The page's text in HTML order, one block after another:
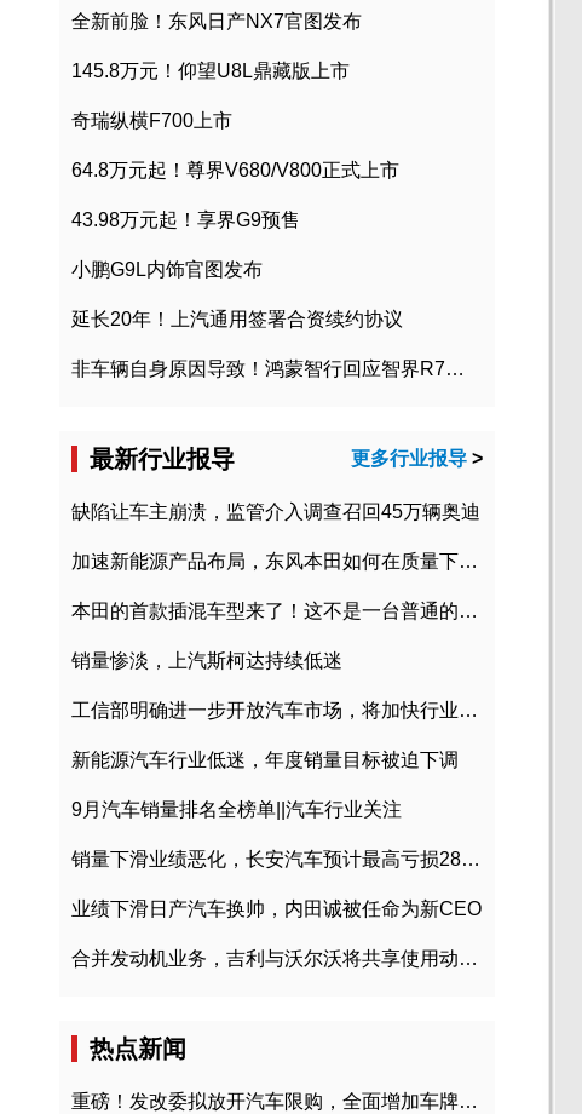
全新前脸！东风日产NX7官图发布
145.8万元！仰望U8L鼎藏版上市
奇瑞纵横F700上市
64.8万元起！尊界V680/V800正式上市
43.98万元起！享界G9预售
小鹏G9L内饰官图发布
延长20年！上汽通用签署合资续约协议
非车辆自身原因导致！鸿蒙智行回应智界R7起火事故
最新行业报导 更多行业报导 >
缺陷让车主崩溃，监管介入调查召回45万辆奥迪
加速新能源产品布局，东风本田如何在质量下转型？
本田的首款插混车型来了！这不是一台普通的CR-V
销量惨淡，上汽斯柯达持续低迷
工信部明确进一步开放汽车市场，将加快行业兼并重组
新能源汽车行业低迷，年度销量目标被迫下调
9月汽车销量排名全榜单||汽车行业关注
销量下滑业绩恶化，长安汽车预计最高亏损28亿元
业绩下滑日产汽车换帅，内田诚被任命为新CEO
合并发动机业务，吉利与沃尔沃将共享使用动力总成
热点新闻
重磅！发改委拟放开汽车限购，全面增加车牌指标